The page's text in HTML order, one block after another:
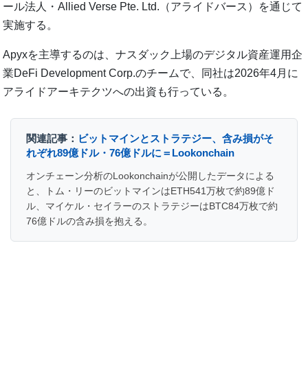
ール法人・Allied Verse Pte. Ltd.（アライドバース）を通じて
実施する。
Apyxを主導するのは、ナスダック上場のデジタル資産運用企
業DeFi Development Corp.のチームで、同社は2026年4月に
アライドアーキテクツへの出資も行っている。
関連記事： ビットマインとストラテジー、含み損がそ
れぞれ89億ドル・76億ドルに＝Lookonchain
オンチェーン分析のLookonchainが公開したデータによる
と、トム・リーのビットマインはETH541万枚で約89億ド
ル、マイケル・セイラーのストラテジーはBTC84万枚で約
76億ドルの含み損を抱える。